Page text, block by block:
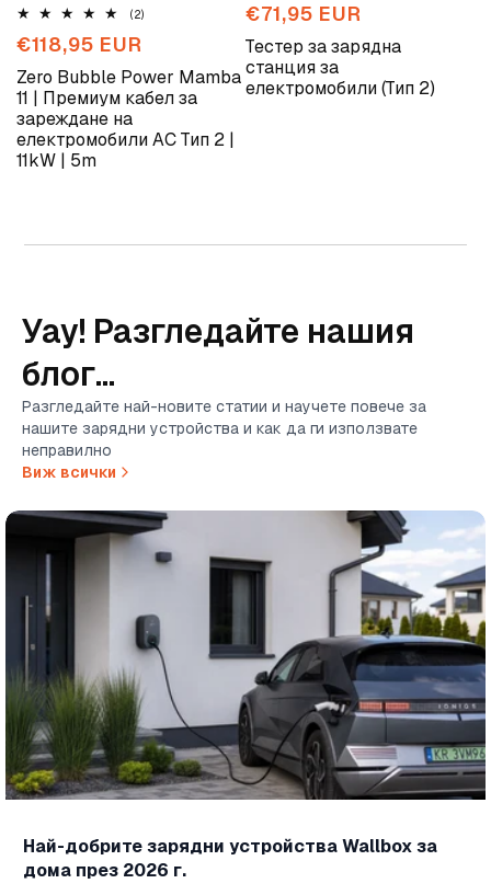
Zero Bubble Power Mamba
11 | Премиум кабел за
зареждане на
електромобили AC Тип 2 |
11kW | 5m
(2)
Обичайна
цена
€118,95 EUR
Тестер за зарядна
станция за
електромобили (Тип 2)
Обичайна
цена
€71,95 EUR
Уау! Разгледайте нашия
блог...
Разгледайте най-новите статии и научете повече за
нашите зарядни устройства и как да ги използвате
неправилно
Виж всички
Най-добрите зарядни устройства Wallbox за
дома през 2026 г.